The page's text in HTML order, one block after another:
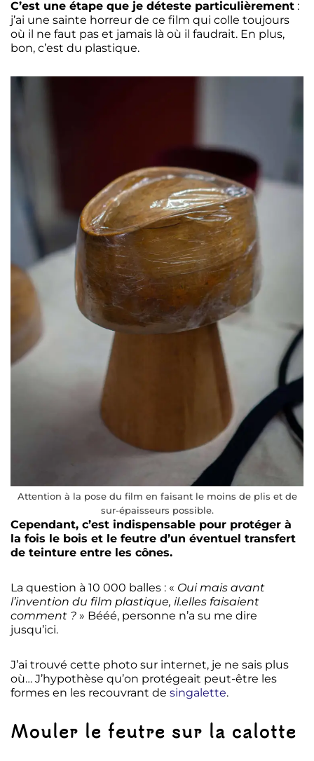
C’est une étape que je déteste particulièrement :
j’ai une sainte horreur de ce film qui colle toujours
où il ne faut pas et jamais là où il faudrait. En plus,
bon, c’est du plastique.
Attention à la pose du film en faisant le moins de plis et de
sur-épaisseurs possible.
Cependant, c’est indispensable pour protéger à
la fois le bois et le feutre d’un éventuel transfert
de teinture entre les cônes.
La question à 10 000 balles : « Oui mais avant
l’invention du film plastique, il.elles faisaient
comment ? » Bééé, personne n’a su me dire
jusqu’ici.
J’ai trouvé cette photo sur internet, je ne sais plus
où… J’hypothèse qu’on protégeait peut-être les
formes en les recouvrant de singalette.
Mouler le feutre sur la calotte